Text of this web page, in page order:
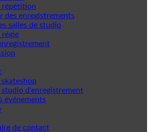
répétition
des enregistrements
salles de studio
régie
skateshop
studio d'enregistrement
événements
de contact